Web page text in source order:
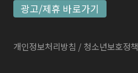
광고/제휴 바로가기
개인정보처리방침 / 청소년보호정책